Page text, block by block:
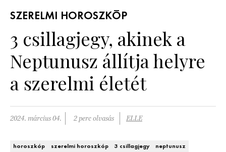
SZÉPSÉG
KULTÚRA
ÉLETMÓD
PÁRKAPCSOLAT
SZERELMI HOROSZKÓP
3 csillagjegy, akinek a
Neptunusz állítja helyre
a szerelmi életét
2024. március 04. 2 perc olvasás ELLE
horoszkóp szerelmi horoszkóp 3 csillagjegy neptunusz